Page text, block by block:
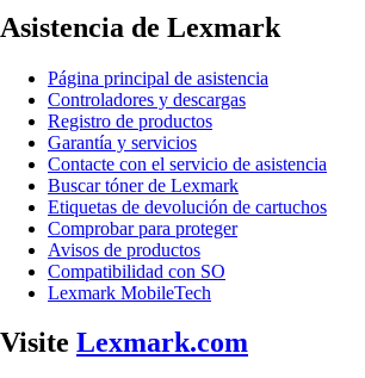
Asistencia de Lexmark
Página principal de asistencia
Controladores y descargas
Registro de productos
Garantía y servicios
Contacte con el servicio de asistencia
Buscar tóner de Lexmark
Etiquetas de devolución de cartuchos
Comprobar para proteger
Avisos de productos
Compatibilidad con SO
Lexmark MobileTech
Visite Lexmark.com